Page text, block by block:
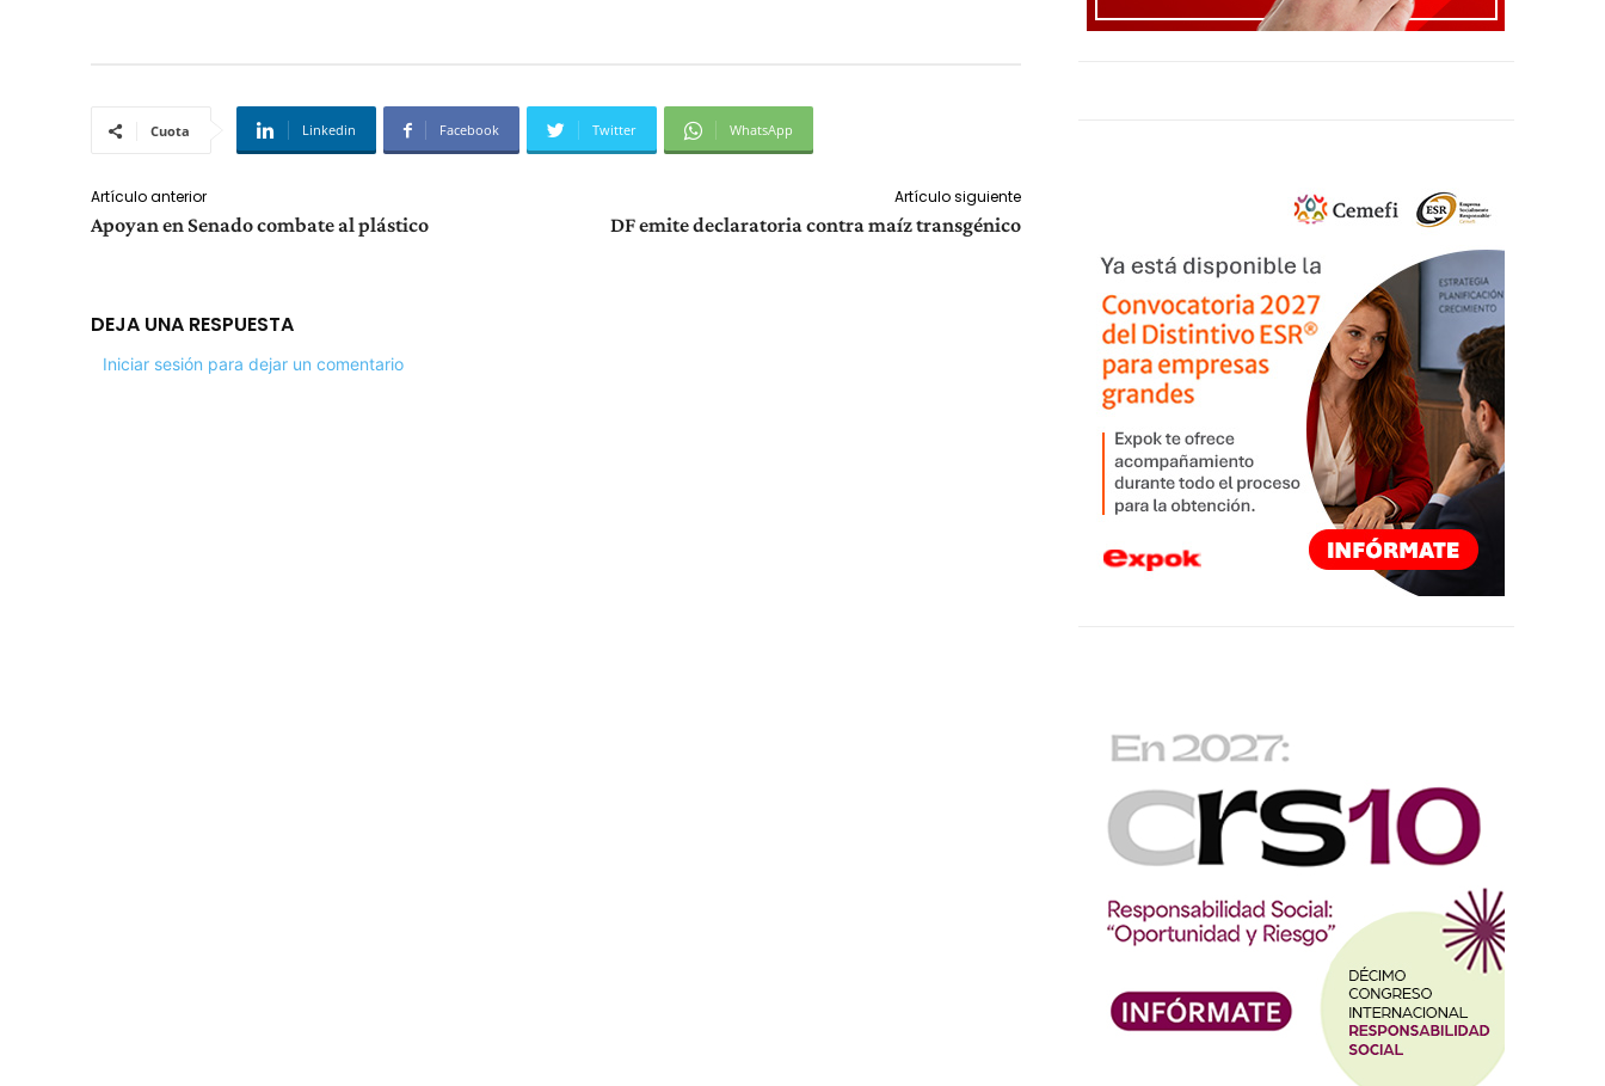
Cuota Linkedin Facebook Twitter WhatsApp
Artículo anterior
Apoyan en Senado combate al plástico
Artículo siguiente
DF emite declaratoria contra maíz transgénico
DEJA UNA RESPUESTA
Iniciar sesión para dejar un comentario